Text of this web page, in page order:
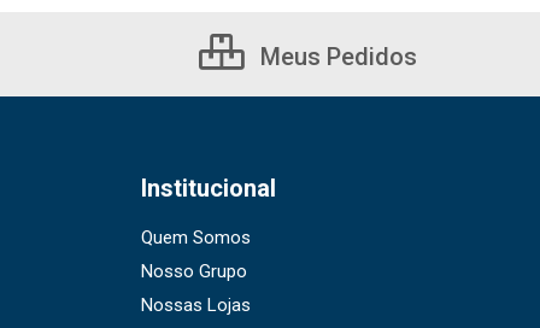
Meus Pedidos
Institucional
Quem Somos
Nosso Grupo
Nossas Lojas